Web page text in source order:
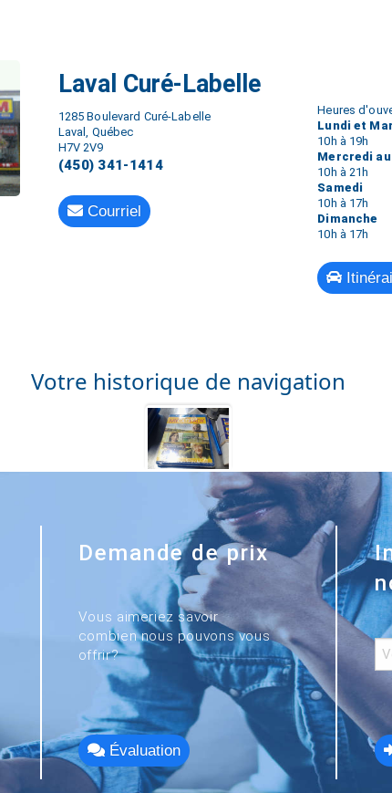
Laval Curé-Labelle
1285 Boulevard Curé-Labelle
Laval, Québec
H7V 2V9
(450) 341-1414
Courriel
Heures
Lundi et
10h à 19h
Mercredi
10h à 21h
Samedi
10h à 17h
Dimanche
10h à 17h
Votre historique de navigation
Demande de prix
Vous aimeriez savoir
combien nous pouvons vous
offrir?
Évaluation